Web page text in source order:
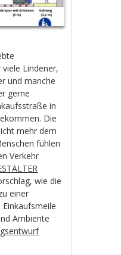
Lindener,
und manche
gerne
in
Die
mehr dem
fühlen
Verkehr
wie die
einer
Ambiente